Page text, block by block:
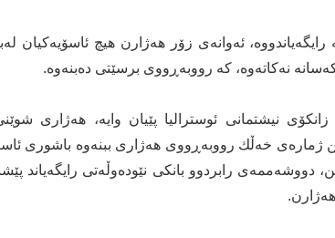
ئه‌وانه‌ی زۆر هه‌ژارن هیچ ئاسۆیه‌كیان
نه‌كاته‌وه‌، كه‌ رووبه‌ڕووی برسێتی ‌ده‌بنه‌وه‌.
نیشتمانی ئوسترالیا پێیان وایه، هه‌ژاری
ژماره‌ی خه‌ڵك رووبه‌ڕووی هه‌ژاری ببنه‌وه‌ باشوری